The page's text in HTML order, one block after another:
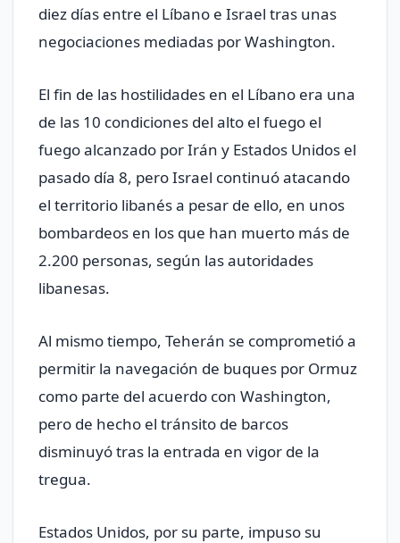
diez días entre el Líbano e Israel tras unas
negociaciones mediadas por Washington.
El fin de las hostilidades en el Líbano era una
de las 10 condiciones del alto el fuego el
fuego alcanzado por Irán y Estados Unidos el
pasado día 8, pero Israel continuó atacando
el territorio libanés a pesar de ello, en unos
bombardeos en los que han muerto más de
2.200 personas, según las autoridades
libanesas.
Al mismo tiempo, Teherán se comprometió a
permitir la navegación de buques por Ormuz
como parte del acuerdo con Washington,
pero de hecho el tránsito de barcos
disminuyó tras la entrada en vigor de la
tregua.
Estados Unidos, por su parte, impuso su